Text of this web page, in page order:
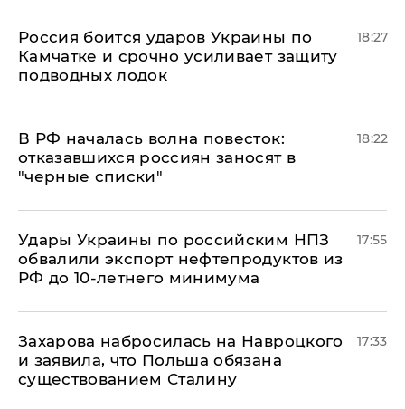
Россия боится ударов Украины по
Камчатке и срочно усиливает защиту
подводных лодок
18:27
​В РФ началась волна повесток:
отказавшихся россиян заносят в
"черные списки"
18:22
Удары Украины по российским НПЗ
обвалили экспорт нефтепродуктов из
РФ до 10-летнего минимума
17:55
​Захарова набросилась на Навроцкого
и заявила, что Польша обязана
существованием Сталину
17:33